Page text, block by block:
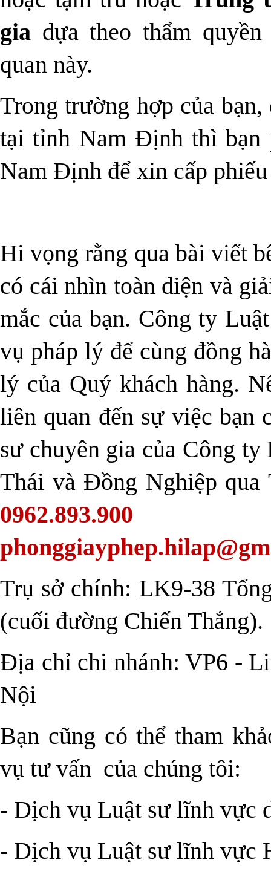
gia dựa theo thẩm
quan này.
Trong trường hợp của
tại tỉnh Nam Định thì bạn
Nam Định để xin cấp
Hi vọng rằng qua bài viết
có cái nhìn toàn diện và
mắc của bạn. Công ty
vụ pháp lý để cùng đồng
lý của Quý khách hàng.
liên quan đến sự việc bạn
sư chuyên gia của Công
Thái và Đồng Nghiệp qua
0962.893.900
Trụ sở chính: LK9-38
(cuối đường Chiến Thắng).
Địa chỉ chi nhánh: VP6 -
Nội
Bạn cũng có thể tham
vụ tư vấn của chúng tôi:
- Dịch vụ Luật sư lĩnh vực
- Dịch vụ Luật sư lĩnh vực